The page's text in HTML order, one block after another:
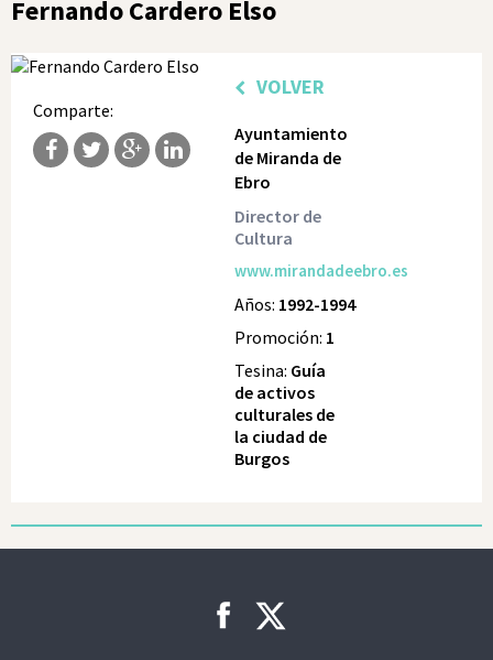
Fernando Cardero Elso
Comparte:
VOLVER
Ayuntamiento
de Miranda de
Ebro
Director de
Cultura
www.mirandadeebro.es
Años: 1992-1994
Promoción: 1
Tesina: Guía
de activos
culturales de
la ciudad de
Burgos